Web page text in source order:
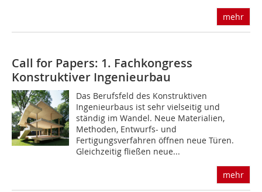
mehr
Call for Papers: 1. Fachkongress
Konstruktiver Ingenieurbau
Das Berufsfeld des Konstruktiven
Ingenieurbaus ist sehr vielseitig und
ständig im Wandel. Neue Materialien,
Methoden, Entwurfs- und
Fertigungsverfahren öffnen neue Türen.
Gleichzeitig fließen neue...
mehr